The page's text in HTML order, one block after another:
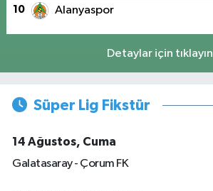
10 Alanyaspor
Detaylar için tıklayın
Süper Lig Fikstür
14 Ağustos, Cuma
Galatasaray - Çorum FK